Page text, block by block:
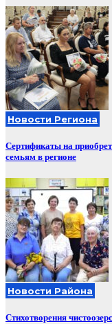
Новости Региона
Сертификаты на
семьям в регионе
Новости Района
Стихотворения